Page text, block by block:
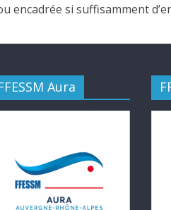
si suffisamment
Aura